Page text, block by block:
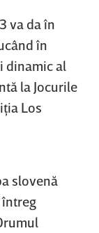
va da în
în
dinamic al
la Jocurile
Los
slovenă
întreg